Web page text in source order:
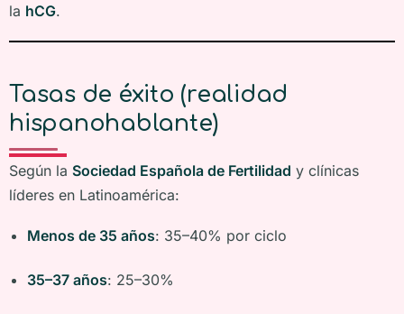
la hCG.
Tasas de éxito (realidad
hispanohablante)
Según la Sociedad Española de Fertilidad y clínicas
líderes en Latinoamérica:
Menos de 35 años: 35–40% por ciclo
35–37 años: 25–30%